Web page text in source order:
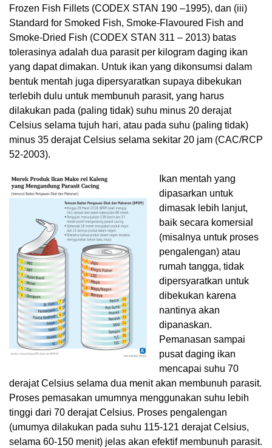
Frozen Fish Fillets (CODEX STAN 190 –1995), dan (iii)
Standard for Smoked Fish, Smoke-Flavoured Fish and
Smoke-Dried Fish (CODEX STAN 311 – 2013) batas
tolerasinya adalah dua parasit per kilogram daging ikan
yang dapat dimakan. Untuk ikan yang dikonsumsi dalam
bentuk mentah juga dipersyaratkan supaya dibekukan
terlebih dulu untuk membunuh parasit, yang harus
dilakukan pada (paling tidak) suhu minus 20 derajat
Celsius selama tujuh hari, atau pada suhu (paling tidak)
minus 35 derajat Celsius selama sekitar 20 jam (CAC/RCP
52-2003).
Ikan mentah yang
dipasarkan untuk
dimasak lebih lanjut,
baik secara komersial
(misalnya untuk proses
pengalengan) atau
rumah tangga, tidak
dipersyaratkan untuk
dibekukan karena
nantinya akan
dipanaskan.
Pemanasan sampai
pusat daging ikan
mencapai suhu 70
derajat Celsius selama dua menit akan membunuh parasit.
Proses pemasakan umumnya menggunakan suhu lebih
tinggi dari 70 derajat Celsius. Proses pengalengan
(umumya dilakukan pada suhu 115-121 derajat Celsius,
selama 60-150 menit) jelas akan efektif membunuh parasit.